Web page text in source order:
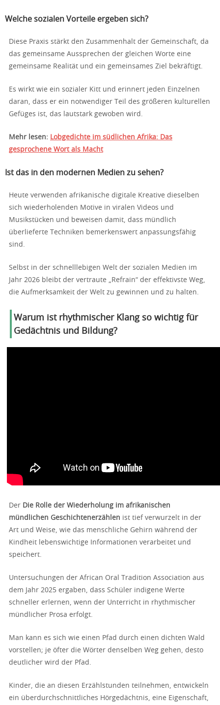
Welche sozialen Vorteile ergeben sich?
Diese Praxis stärkt den Zusammenhalt der Gemeinschaft, da
das gemeinsame Aussprechen der gleichen Worte eine
gemeinsame Realität und ein gemeinsames Ziel bekräftigt.
Es wirkt wie ein sozialer Kitt und erinnert jeden Einzelnen
daran, dass er ein notwendiger Teil des größeren kulturellen
Gefüges ist, das lautstark gewoben wird.
Mehr lesen: Lobgedichte im südlichen Afrika: Das
gesprochene Wort als Macht
Ist das in den modernen Medien zu sehen?
Heute verwenden afrikanische digitale Kreative dieselben
sich wiederholenden Motive in viralen Videos und
Musikstücken und beweisen damit, dass mündlich
überlieferte Techniken bemerkenswert anpassungsfähig
sind.
Selbst in der schnelllebigen Welt der sozialen Medien im
Jahr 2026 bleibt der vertraute „Refrain“ der effektivste Weg,
die Aufmerksamkeit der Welt zu gewinnen und zu halten.
Warum ist rhythmischer Klang so wichtig für
Gedächtnis und Bildung?
Der Die Rolle der Wiederholung im afrikanischen
mündlichen Geschichtenerzählen ist tief verwurzelt in der
Art und Weise, wie das menschliche Gehirn während der
Kindheit lebenswichtige Informationen verarbeitet und
speichert.
Untersuchungen der African Oral Tradition Association aus
dem Jahr 2025 ergaben, dass Schüler indigene Werte
schneller erlernen, wenn der Unterricht in rhythmischer
mündlicher Prosa erfolgt.
Man kann es sich wie einen Pfad durch einen dichten Wald
vorstellen; je öfter die Wörter denselben Weg gehen, desto
deutlicher wird der Pfad.
Kinder, die an diesen Erzählstunden teilnehmen, entwickeln
ein überdurchschnittliches Hörgedächtnis, eine Eigenschaft,